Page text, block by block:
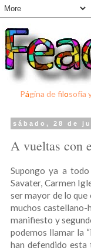
Página de filosofía
sábado, 28 de
A vueltas con
Supongo ya a
Savater, Carmen
ser mayor de lo
muchos castellano-
manifiesto y
podemos llamar la
han defendido